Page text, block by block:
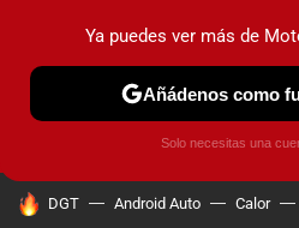
PRUEBAS COCHES
HOY SE HABLA DE
DGT Android Auto Calor
Ya puedes ver más de
Añádenos como
Solo necesitas una